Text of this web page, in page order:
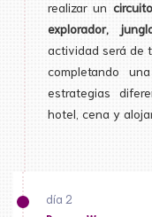
realizar un
explorador,
actividad será de
completando
estrategias
hotel, cena y
día 2